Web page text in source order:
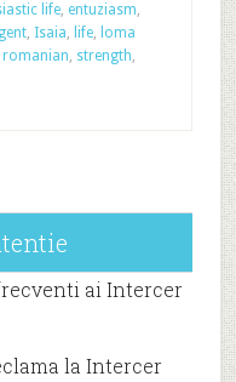
life, entuziasm,
, Isaia, life, loma
romanian, strength,
ai Intercer
la Intercer